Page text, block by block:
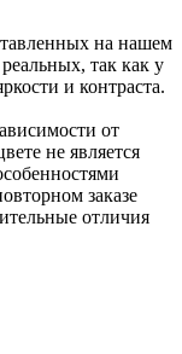
на нашем
так как у
и контраста.
от
не является
заказе
отличия